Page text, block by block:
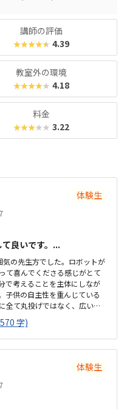
講師の評価
★★★★★ 4.39
教室外の環境
★★★★★ 4.18
料金
★★★★★ 3.22
体験生
良いです。...
の先生方でした。ロボットが
て喜んでくださる感じがとて
で考えることを主体にしなが
子供の自主性を重んじている
全て丸投げではなく、広い机
らやりやすいかな？」と声を
いました。ロボット作りもヒ
読んで作り上げていました。
道があるので、暑い夏など、重
ールも良いです。教室にある
す。キット代が兄弟割引で
を言えば、...
字)
体験生